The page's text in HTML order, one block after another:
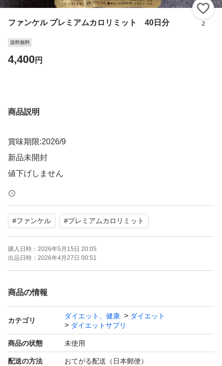
ファンケル プレミアムカロリミット 40日分 2
送料無料
4,400円
商品説明
賞味期限:2026/9
新品未開封
値下げしません
#ファンケル #プレミアムカロリミット
購入日時： 2026年5月15日 20:05
出品日時： 2026年4月27日 00:51
商品の情報
カテゴリ
ダイエット、健康
ダイエット
ダイエットサプリ
商品の状態 未使用
配送の方法 おてがる配送（日本郵便）